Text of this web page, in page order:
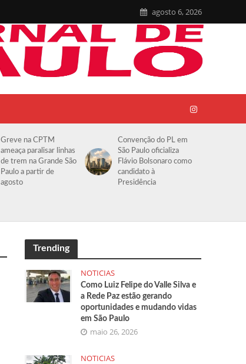
agosto 6, 2026
Greve na CPTM
ameaça paralisar linhas
de trem na Grande São
Paulo a partir de
agosto
Convenção do PL em
São Paulo oficializa
Flávio Bolsonaro como
candidato à
Presidência
Trending
NOTICIAS
Como Luiz Felipe do Valle Silva e
a Rede Paz estão gerando
oportunidades e mudando vidas
em São Paulo
maio 26, 2026
NOTICIAS